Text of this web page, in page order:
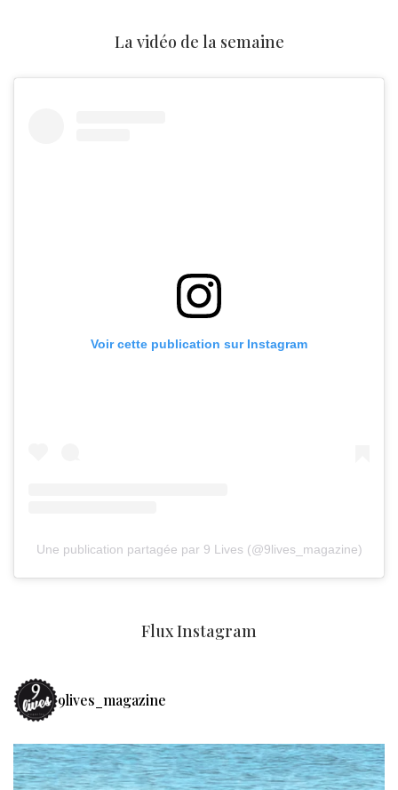
La vidéo de la semaine
Voir cette publication sur Instagram
Une publication partagée par 9 Lives (@9lives_magazine)
Flux Instagram
9lives_magazine